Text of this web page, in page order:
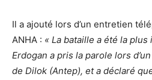
Il a ajouté lors d’un entretien
ANHA : « La bataille a été la
Erdogan a pris la parole lors
de Dilok (Antep), et a déclaré